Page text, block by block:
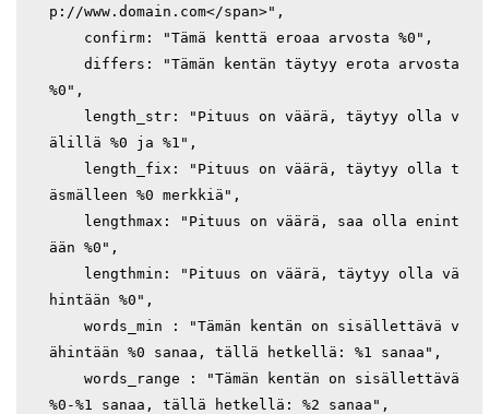
p://www.domain.com</span>",
confirm: "Tämä kenttä eroaa arvosta %0",
differs: "Tämän kentän täytyy erota arvosta
%0",
length_str: "Pituus on väärä, täytyy olla v
älillä %0 ja %1",
length_fix: "Pituus on väärä, täytyy olla t
äsmälleen %0 merkkiä",
lengthmax: "Pituus on väärä, saa olla enint
ään %0",
lengthmin: "Pituus on väärä, täytyy olla vä
hintään %0",
words_min : "Tämän kentän on sisällettävä v
ähintään %0 sanaa, tällä hetkellä: %1 sanaa",
words_range : "Tämän kentän on sisällettävä
%0-%1 sanaa, tällä hetkellä: %2 sanaa",